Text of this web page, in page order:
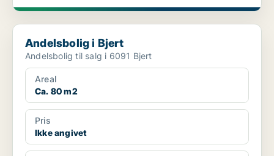
Andelsbolig i Bjert
Andelsbolig i Bjert
Andelsbolig til salg i 6091 Bjert
Areal
Ca. 80 m2
Pris
Ikke angivet